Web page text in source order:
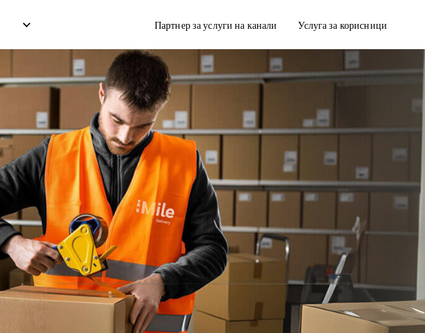
Услуга за складирање
Достава со исполнување на нарачката
Достава со кутии за ладење
Партнер за услуги на канали Услуга за корисници